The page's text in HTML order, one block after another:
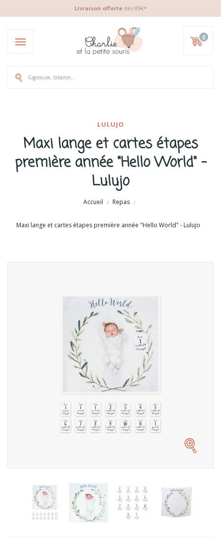
Livraison offerte dès 89€*
0
LULUJO
Maxi lange et cartes étapes
première année "Hello World" -
Lulujo
Accueil Repas
Maxi lange et cartes étapes première année "Hello World" - Lulujo